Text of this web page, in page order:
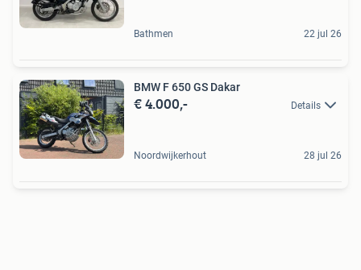
Bathmen 22 jul 26
BMW F 650 GS Dakar
€ 4.000,- Details
Noordwijkerhout 28 jul 26